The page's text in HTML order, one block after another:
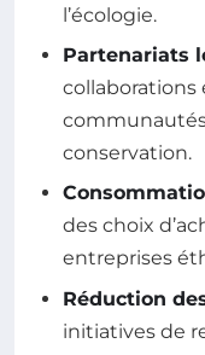
l’écologie.
Partenariats
collaborations
conservation.
des choix
entreprises
Réduction
initiatives de